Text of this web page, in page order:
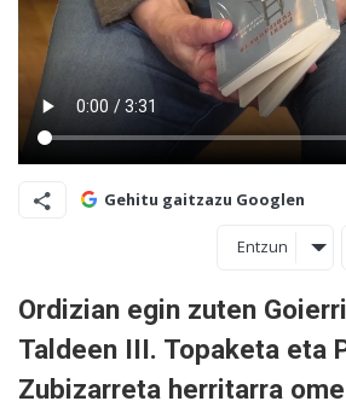
Gehitu gaitzazu Googlen
Entzun
Ordizian egin zuten
Taldeen III. Topaketa eta
Zubizarreta herritarra